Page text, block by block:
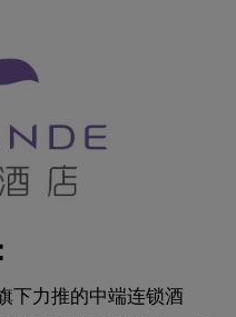
下力推的中端连锁酒